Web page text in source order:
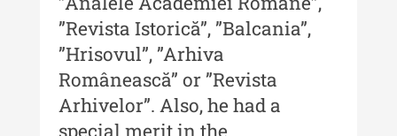
Moldovei
Anuarul Muzeului Etnografic al
Moldovei - XXII / 2022
Anuarul Muzeului Etnografic al
Moldovei - XXI / 2021
”Revista Istorică”, ”Balcania”,
”Hrisovul”, ”Arhiva
Românească” or ”Revista
Arhivelor”. Also, he had a
special merit in the